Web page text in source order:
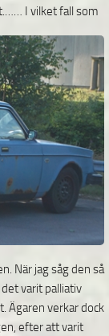
I vilket fall som
När jag såg den så
varit palliativ
Ägaren verkar dock
efter att varit